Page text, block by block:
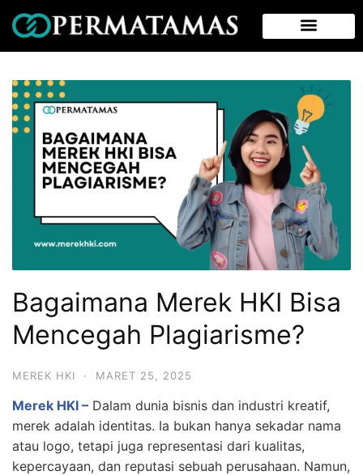
Bagaimana Merek HKI Bisa
Mencegah Plagiarisme?
MEREK HKI · MARET 25, 2025
Merek HKI – Dalam dunia bisnis dan industri kreatif,
merek adalah identitas. Ia bukan hanya sekadar nama
atau logo, tetapi juga representasi dari kualitas,
kepercayaan, dan reputasi sebuah perusahaan. Namun,